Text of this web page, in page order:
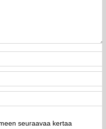
seuraavaa kertaa